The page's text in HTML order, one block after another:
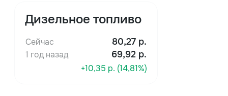
Дизельное топливо
Сейчас 80,27 р.
1 год назад 69,92 р.
+10,35 р. (14,81%)